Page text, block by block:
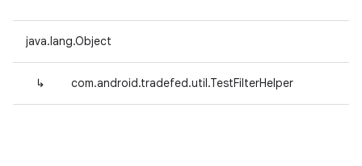
java.lang.Object
↳ com.android.tradefed.util.TestFilterHelper